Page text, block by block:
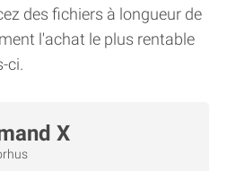
des fichiers à longueur de
l'achat le plus rentable
ci.
X